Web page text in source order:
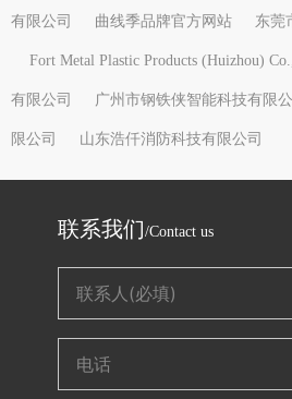
有限公司 曲线季品牌官方网站 东莞
Fort Metal Plastic Products (Huizhou)
有限公司 广州市钢铁侠智能科技有限公
限公司 山东浩仟消防科技有限公司
联系我们/Contact us